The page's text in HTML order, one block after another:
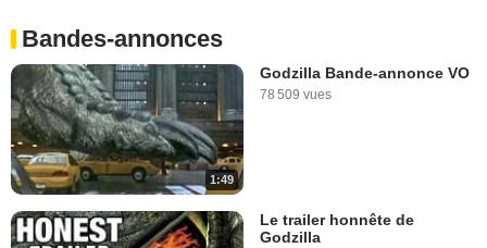
Bandes-annonces
1:49
Godzilla Bande-annonce VO
78 509 vues
Le trailer honnête de
Godzilla